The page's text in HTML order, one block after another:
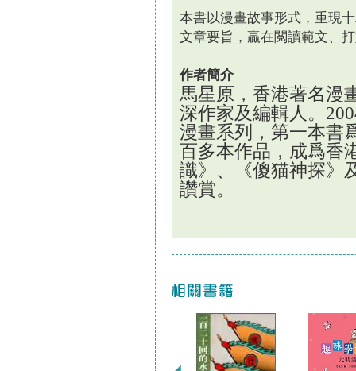
本書以漫畫故事形式，重現
文章要旨，贏在閲讀範文、
作者簡介
馬星原，香港著名漫
深作家及編輯人。
漫畫系列，第一本書
百多本作品，成爲香
識》、《傻猫神探》
讚賞。